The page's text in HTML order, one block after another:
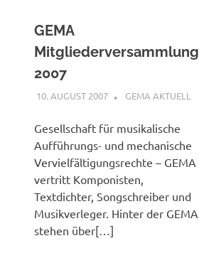
GEMA
Mitgliederversammlung
2007
10. AUGUST 2007 STEFANBRAUN
GEMA AKTUELL
Gesellschaft für musikalische
Aufführungs- und mechanische
Vervielfältigungsrechte – GEMA
vertritt Komponisten,
Textdichter, Songschreiber und
Musikverleger. Hinter der GEMA
stehen über[…]